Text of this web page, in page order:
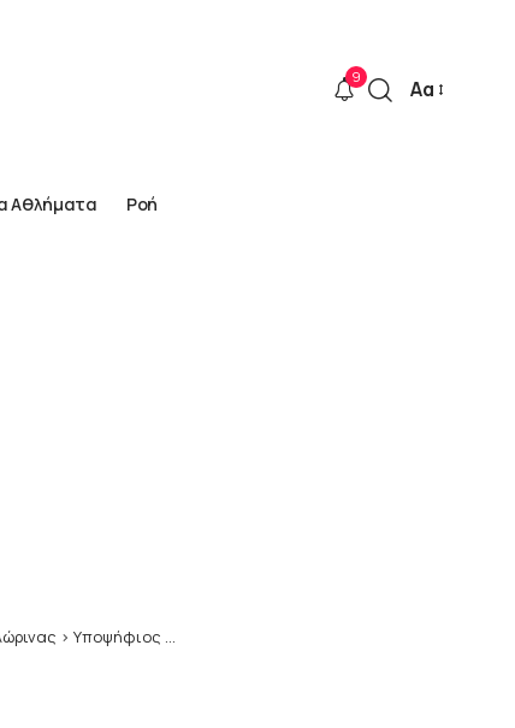
9
Font
Αα
Αθλήματα Ροή
> Υποψήφιος για την προεδρία της ΕΠΣ Φλώρινας ο Παντελής Παπαϊωάννου